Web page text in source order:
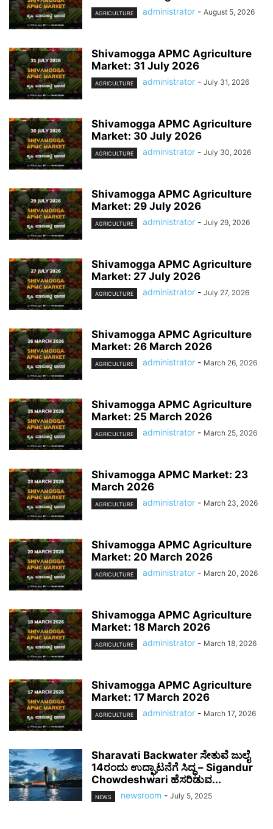
AGRICULTURE administrator - August 5, 2026
Shivamogga APMC Agriculture
Market: 31 July 2026
AGRICULTURE administrator - July 31, 2026
Shivamogga APMC Agriculture
Market: 30 July 2026
AGRICULTURE administrator - July 30, 2026
Shivamogga APMC Agriculture
Market: 29 July 2026
AGRICULTURE administrator - July 29, 2026
Shivamogga APMC Agriculture
Market: 27 July 2026
AGRICULTURE administrator - July 27, 2026
Shivamogga APMC Agriculture
Market: 26 March 2026
AGRICULTURE administrator - March 26, 2026
Shivamogga APMC Agriculture
Market: 25 March 2026
AGRICULTURE administrator - March 25, 2026
Shivamogga APMC Market: 23
March 2026
AGRICULTURE administrator - March 23, 2026
Shivamogga APMC Agriculture
Market: 20 March 2026
AGRICULTURE administrator - March 20, 2026
Shivamogga APMC Agriculture
Market: 18 March 2026
AGRICULTURE administrator - March 18, 2026
Shivamogga APMC Agriculture
Market: 17 March 2026
AGRICULTURE administrator - March 17, 2026
Sharavati Backwater ಸೇತುವೆ ಜುಲೈ
14ರಂದು ಉದ್ಘಾಟನೆಗೆ ಸಿದ್ಧ – Sigandur
Chowdeshwari ಹೆಸರಿಡುವ...
NEWS newsroom - July 5, 2025